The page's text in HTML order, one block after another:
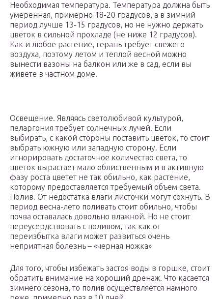
Необходимая температура. Температура должна быть
умеренная, примерно 18-20 градусов, а в зимний
период лучше 13-15 градусов, но не нужно держать
цветок в сильной прохладе (не ниже 12 градусов).
Как и любое растение, герань требует свежего
воздуха, поэтому летом и теплой весной можно
вынести вазоны на балкон или же в сад, если вы
живете в частном доме.
Освещение. Являясь светолюбивой культурой,
пеларгония требует солнечных лучей. Если
выбирать, с какой стороны поставить цветок, то стоит
выбрать южную или западную сторону. Если
игнорировать достаточное количество света, то
цветок вырастает мало облиственным и в активную
фазу роста цветет не так обильно, как растение,
которому предоставляется требуемый объем света.
Полив. От недостатка влаги листочки могут сохнуть. В
период весна-лето поливать стоит обильно, чтобы
почва оставалась довольно влажной. Но не стоит
переусердствовать с поливом, так как от
переизбытка влаги может развиться очень
неприятная болезнь – «черная ножка»
Для того, чтобы избежать застоя воды в горшке, стоит
обратить внимание на хороший дренаж. Что касается
зимнего сезона, то полив осуществляется намного